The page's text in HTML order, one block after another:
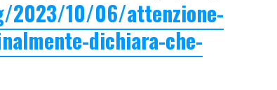
2023/10/06/attenzione-
dichiara-che-